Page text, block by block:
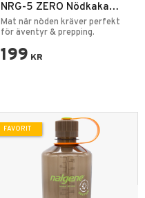
NRG-5 ZERO Nödkaka
Nödranson 500g Glutenfri
Mat när nöden kräver perfekt
för äventyr & prepping.
199 KR
FAVORIT